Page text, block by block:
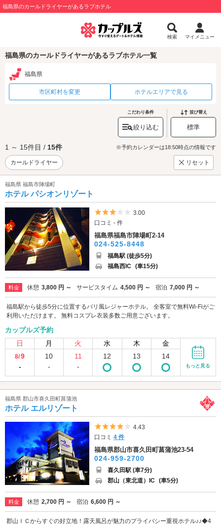
福島県のカールドライヤーがあるラブホテル
検索 マイメニュー
福島県のカールドライヤーがあるラブホテル一覧
福島県
市区町村を変更 ホテルエリアで見る
こだわり条件
絞り込む
並び替え
標準
1 ～ 15件目 / 15件 ※予約カレンダーは18:50時点の情報です
カールドライヤー リセット
福島県 福島市陣場町
ホテル パシオンリゾート
5つ星のうち3
3.00
口コミ - 件
福島県福島市陣場町2-14
024-525-8448
福島駅 (徒歩5分)
福島西IC (車15分)
料金 休憩 3,800 円 ～ サービスタイム 4,500 円 ～ 宿泊 7,000 円 ～
福島駅から徒歩5分に位置するバリ風レジャーホテル。 全客室で無料Wi-Fiがご
利用いただけます。 無料コスプレ衣装多数ご用意ございます。
カップルズ予約
日
月 火 水 木 金
8/9
-
10
-
11
-
12 13 14
もっと見る
福島県 郡山市喜久田町菖蒲池
ホテル エルリゾート
5つ星のうち4
4.43
口コミ4 件
福島県郡山市喜久田町菖蒲池23-54
024-959-2700
喜久田駅 (車7分)
郡山（東北道）IC (車5分)
料金 休憩 2,700 円 ～ 宿泊 6,600 円 ～
郡山ＩＣからすぐの好立地！露天風呂が魅力のプライバシー重視ホテル♪♪◆4